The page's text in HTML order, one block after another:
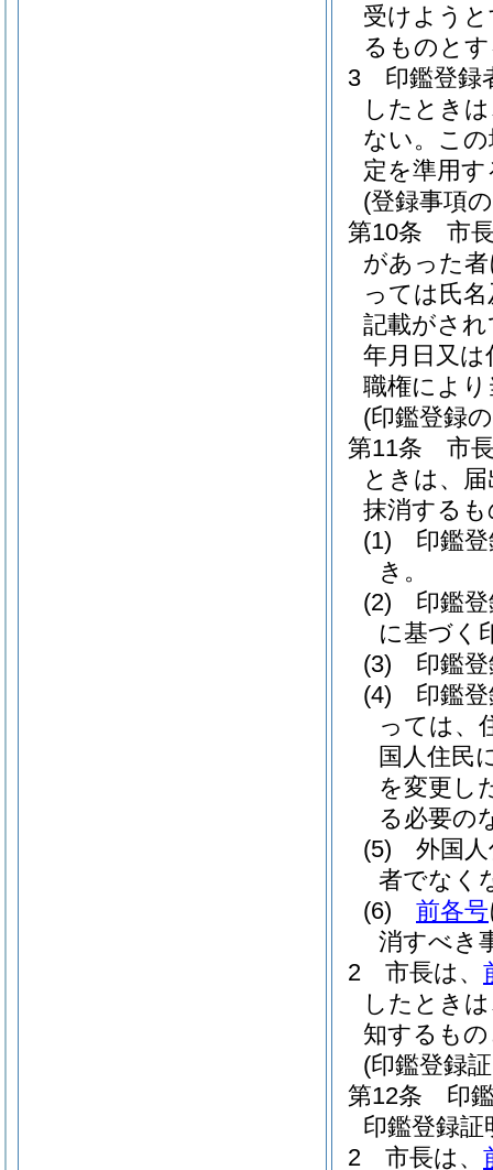
受けよう
るものと
3
印鑑登録
したとき
ない。 こ
定を準用す
(登録事項
第10条
市
があった
っては氏
記載がさ
年月日又
職権によ
(印鑑登録
第11条
市
ときは、
抹消する
(1)
印鑑
き。
(2)
印鑑
に基づく
(3)
印鑑
(4)
印鑑
っては、
国人住民
を変更し
る必要の
(5)
外国
者でなく
(6)
前各号
消すべき
2
市長は、
したとき
知するも
(印鑑登録
第12条
印
印鑑登録
2
市長は、